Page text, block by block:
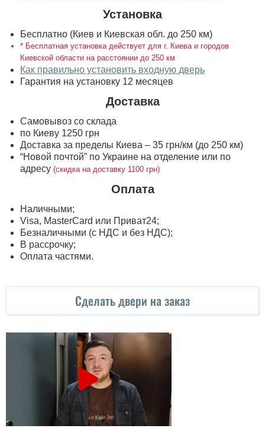
Установка
Бесплатно (Киев и Киевская обл. до 250 км)
* Бесплатная установка действует для г. Киева и городов
Киевской области на расстоянии до 250 км
Как правильно установить входную дверь
Гарантия на установку 12 месяцев
Доставка
Самовывоз со склада
по Киеву 1250 грн
Доставка за пределы Киева – 35 грн/км (до 250 км)
“Новой почтой” по Украине на отделение или по
адресу (скидка на доставку 1100 грн)
Оплата
Наличными;
Visa, MasterСard или Приват24;
Безналичными (с НДС и без НДС);
В рассрочку;
Оплата частями.
Сделать двери на заказ